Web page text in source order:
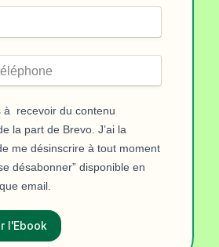
à recevoir du contenu
la part de Brevo. J’ai la
me désinscrire à tout moment
désabonner” disponible en
email.
l'Ebook